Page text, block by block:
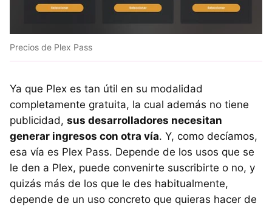
Precios de Plex Pass
Ya que Plex es tan útil en su modalidad
completamente gratuita, la cual además no tiene
publicidad, sus desarrolladores necesitan
generar ingresos con otra vía. Y, como decíamos,
esa vía es Plex Pass. Depende de los usos que se
le den a Plex, puede convenirte suscribirte o no, y
quizás más de los que le des habitualmente,
depende de un uso concreto que quieras hacer de